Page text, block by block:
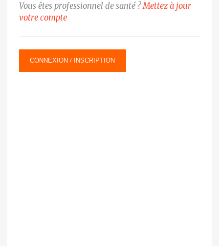
Vous êtes professionnel de santé ?Mettez à jour
votre compte
CONNEXION / INSCRIPTION